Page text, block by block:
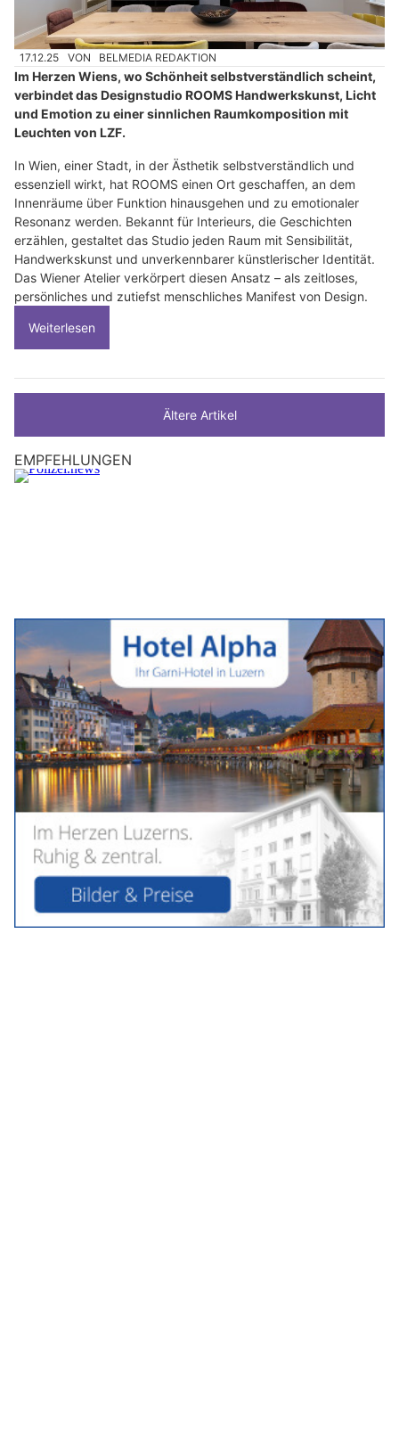
17.12.25 VON BELMEDIA REDAKTION
Im Herzen Wiens, wo Schönheit selbstverständlich scheint,
verbindet das Designstudio ROOMS Handwerkskunst, Licht
und Emotion zu einer sinnlichen Raumkomposition mit
Leuchten von LZF.
In Wien, einer Stadt, in der Ästhetik selbstverständlich und
essenziell wirkt, hat ROOMS einen Ort geschaffen, an dem
Innenräume über Funktion hinausgehen und zu emotionaler
Resonanz werden. Bekannt für Interieurs, die Geschichten
erzählen, gestaltet das Studio jeden Raum mit Sensibilität,
Handwerkskunst und unverkennbarer künstlerischer Identität.
Das Wiener Atelier verkörpert diesen Ansatz – als zeitloses,
persönliches und zutiefst menschliches Manifest von Design.
Weiterlesen
Ältere Artikel
EMPFEHLUNGEN